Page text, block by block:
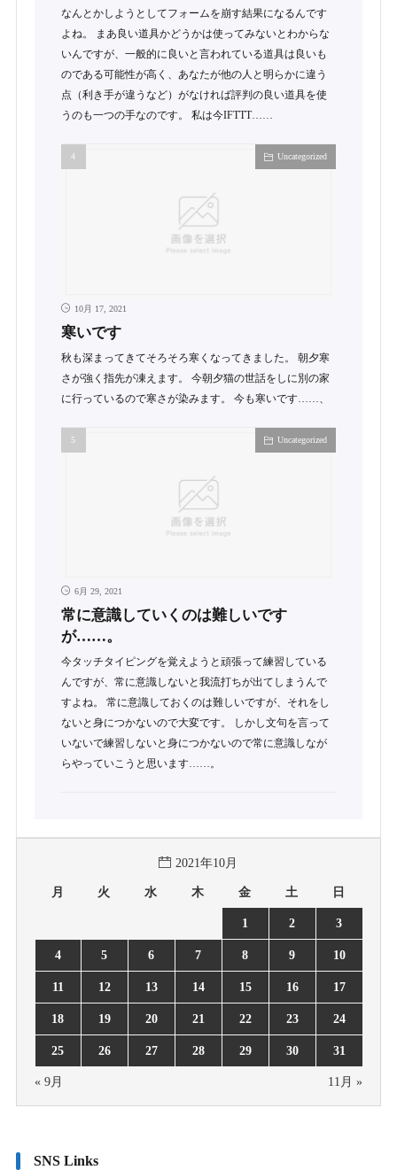
なんとかしようとしてフォームを崩す結果になるんです
よね。 まあ良い道具かどうかは使ってみないとわからな
いんですが、一般的に良いと言われている道具は良いも
のである可能性が高く、あなたが他の人と明らかに違う
点（利き手が違うなど）がなければ評判の良い道具を使
うのも一つの手なのです。 私は今IFTTT……
Uncategorized
10月 17, 2021
寒いです
秋も深まってきてそろそろ寒くなってきました。 朝夕寒
さが強く指先が凍えます。 今朝夕猫の世話をしに別の家
に行っているので寒さが染みます。 今も寒いです……、
Uncategorized
6月 29, 2021
常に意識していくのは難しいです
が……。
今タッチタイピングを覚えようと頑張って練習している
んですが、常に意識しないと我流打ちが出てしまうんで
すよね。 常に意識しておくのは難しいですが、それをし
ないと身につかないので大変です。 しかし文句を言って
いないで練習しないと身につかないので常に意識しなが
らやっていこうと思います……。
2021年10月
月 火 水 木 金 土 日
1 2 3
4 5 6 7 8 9 10
11 12 13 14 15 16 17
18 19 20 21 22 23 24
25 26 27 28 29 30 31
« 9月 11月 »
SNS Links